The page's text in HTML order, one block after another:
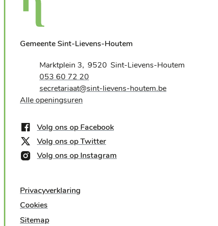
Gemeente Sint-Lievens-Houtem
AdresMarktplein 3 ,9520 Sint-Lievens-Houtem
053 60 72 20
E-mailsecretariaat@sint-lievens-houtem.be
Alle openingsuren
Volg ons op Facebook
Volg ons op Twitter
Volg ons op Instagram
Privacyverklaring
Cookies
Sitemap